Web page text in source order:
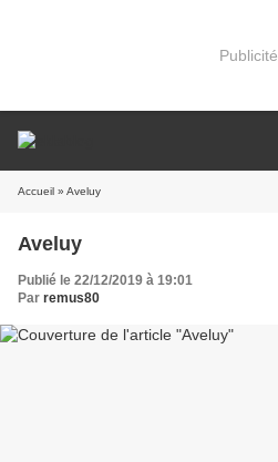
Publicité
Accueil » Aveluy
Aveluy
Publié le 22/12/2019 à 19:01
Par remus80